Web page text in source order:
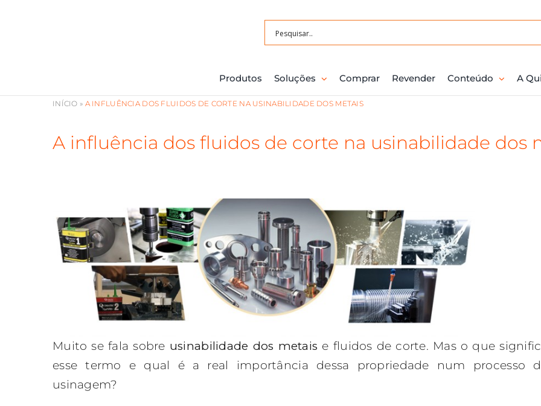
Produtos Soluções Comprar Revender Conteúdo A
A influência dos fluidos de corte na usinabilidade dos
INÍCIO » A INFLUÊNCIA DOS FLUIDOS DE CORTE NA USINABILIDADE DOS METAIS
Larger
Image
Muito se fala sobre usinabilidade dos metais e fluidos de corte. Mas o que
esse termo e qual é a real importância dessa propriedade num processo
usinagem?